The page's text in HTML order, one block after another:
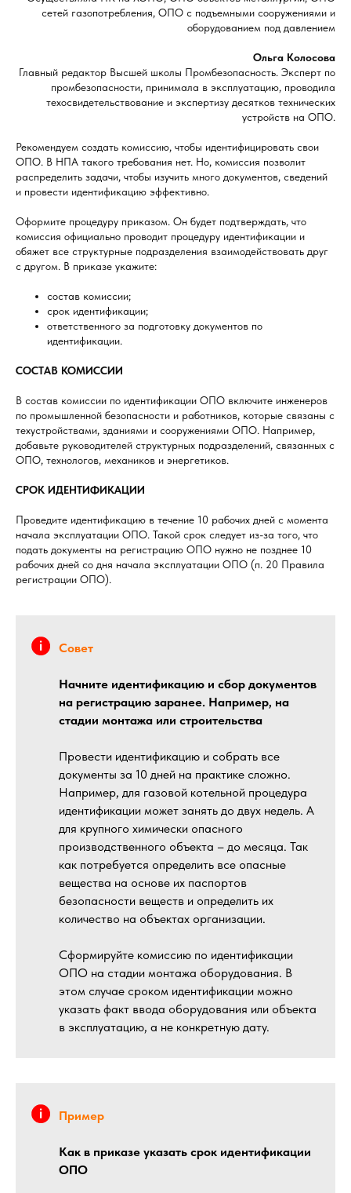
сетей газопотребления, ОПО с подъемными сооружениями и
оборудованием под давлением
Ольга Колосова
Главный редактор Высшей школы Промбезопасность. Эксперт по
промбезопасности, принимала в эксплуатацию, проводила
техосвидетельствование и экспертизу десятков технических
устройств на ОПО.
Рекомендуем создать комиссию, чтобы идентифицировать свои
ОПО. В НПА такого требования нет. Но, комиссия позволит
распределить задачи, чтобы изучить много документов, сведений
и провести идентификацию эффективно.
Оформите процедуру приказом. Он будет подтверждать, что
комиссия официально проводит процедуру идентификации и
обяжет все структурные подразделения взаимодействовать друг
с другом. В приказе укажите:
состав комиссии;
срок идентификации;
ответственного за подготовку документов по
идентификации.
СОСТАВ КОМИССИИ
В состав комиссии по идентификации ОПО включите инженеров
по промышленной безопасности и работников, которые связаны с
техустройствами, зданиями и сооружениями ОПО. Например,
добавьте руководителей структурных подразделений, связанных с
ОПО, технологов, механиков и энергетиков.
СРОК ИДЕНТИФИКАЦИИ
Проведите идентификацию в течение 10 рабочих дней с момента
начала эксплуатации ОПО. Такой срок следует из-за того, что
подать документы на регистрацию ОПО нужно не позднее 10
рабочих дней со дня начала эксплуатации ОПО (п. 20 Правила
регистрации ОПО).
Совет
Начните идентификацию и сбор документов
на регистрацию заранее. Например, на
стадии монтажа или строительства
Провести идентификацию и собрать все
документы за 10 дней на практике сложно.
Например, для газовой котельной процедура
идентификации может занять до двух недель. А
для крупного химически опасного
производственного объекта – до месяца. Так
как потребуется определить все опасные
вещества на основе их паспортов
безопасности веществ и определить их
количество на объектах организации.
Сформируйте комиссию по идентификации
ОПО на стадии монтажа оборудования. В
этом случае сроком идентификации можно
указать факт ввода оборудования или объекта
в эксплуатацию, а не конкретную дату.
Пример
Как в приказе указать срок идентификации
ОПО